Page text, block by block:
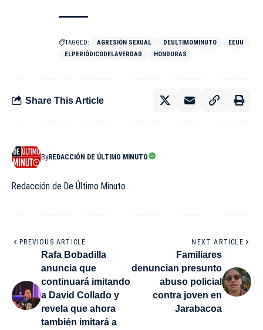
TAGGED: AGRESIÓN SEXUAL DEULTIMOMINUTO
EEUU
ELPERIÓDICODELAVERDAD
HONDURAS
Share This Article
ByREDACCIÓN DE ÚLTIMO MINUTO
Redacción de De Último Minuto
PREVIOUS ARTICLE
Rafa Bobadilla
anuncia que
continuará imitando
a David Collado y
revela que ahora
también imitará a
NEXT ARTICLE
Familiares
denuncian presunto
abuso policial
contra joven en
Jarabacoa